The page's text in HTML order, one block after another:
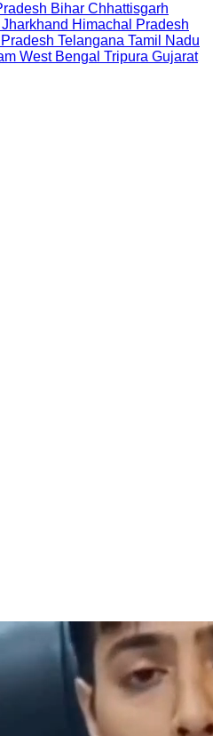
Bihar Chhattisgarh
Jharkhand Himachal Pradesh
Telangana Tamil Nadu
West Bengal Tripura Gujarat